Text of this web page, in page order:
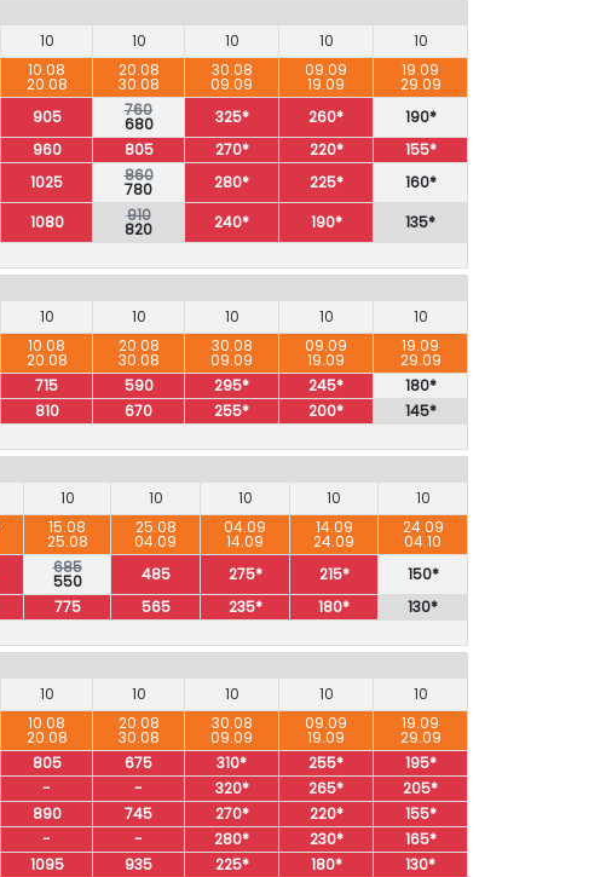
10 10 10 10
10
10.08
20.08
20.08
30.08
30.08
09.09
09.09
19.09
19.09
29.09
905 760
680 325* 260*
190*
960 805 270* 220*
155*
1025 860
780 280* 225*
160*
1080 910
820 240* 190*
135*
10 10 10 10
10
10.08
20.08
20.08
30.08
30.08
09.09
09.09
19.09
19.09
29.09
715 590 295* 245*
180*
810 670 255* 200*
145*
10 10 10 10
10
15.08
25.08
25.08
04.09
04.09
14.09
14.09
24.09
24.09
04.10
685
550 485 275* 215*
150*
775 565 235* 180*
130*
10 10 10 10
10
10.08
20.08
20.08
30.08
30.08
09.09
09.09
19.09
19.09
29.09
805 675 310* 255*
195*
- - 320* 265*
205*
890 745 270* 220*
155*
- - 280* 230*
165*
1095 935 225* 180*
130*